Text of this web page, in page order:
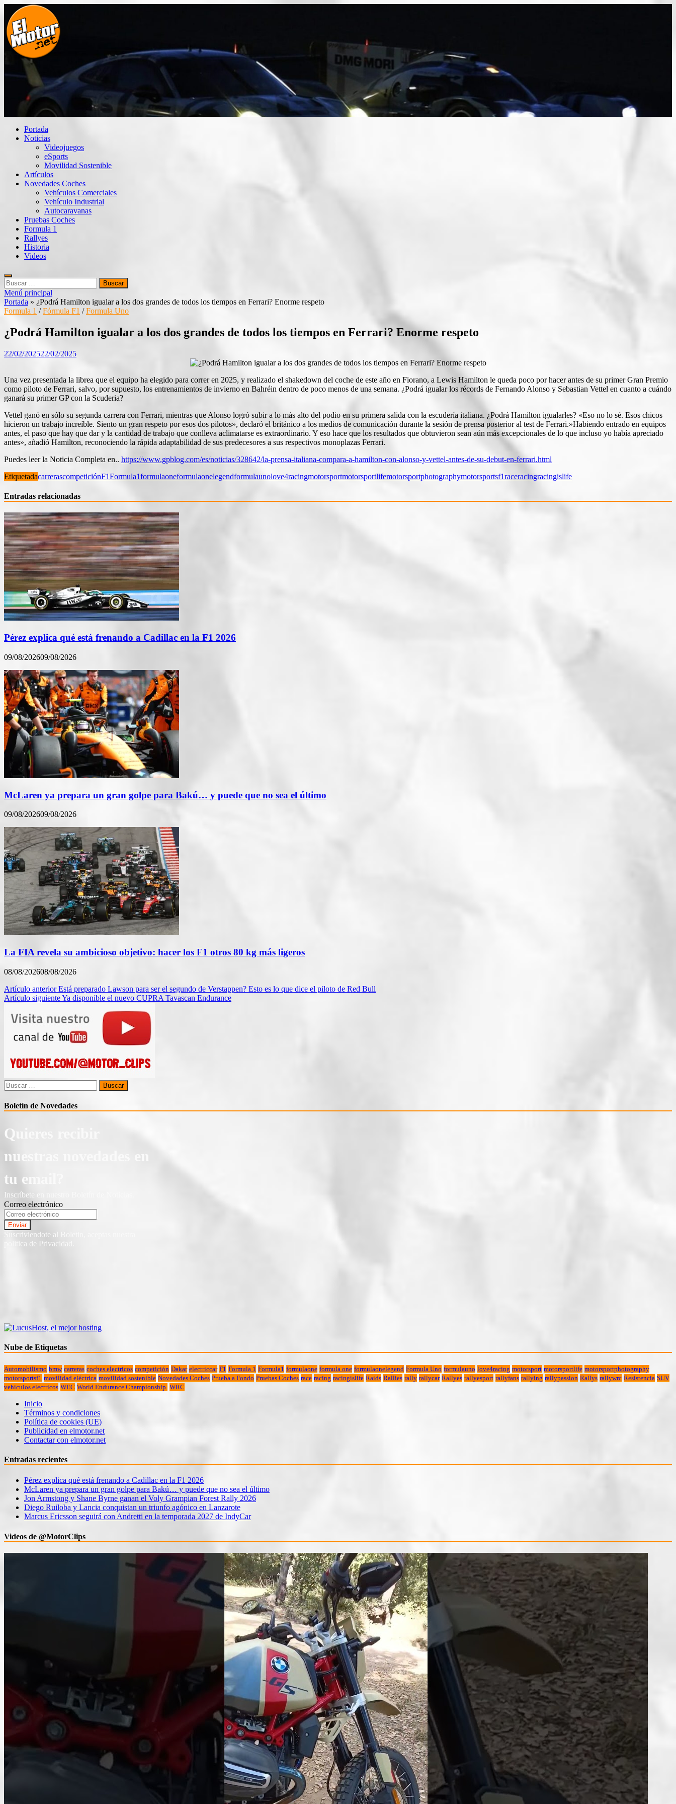
Saltar
contenido
El Motor punto Net
Información sobre novedades y pruebas de Automóviles
Portada
Noticias
Videojuegos
eSports
Movilidad Sostenible
Artículos
Novedades Coches
Vehículos Comerciales
Vehículo Industrial
Autocaravanas
Pruebas Coches
Formula 1
Rallyes
Historia
Videos
Buscar:
Menú principal
Portada » ¿Podrá Hamilton igualar a los dos grandes de todos los tiempos en Ferrari? Enorme respeto
Formula 1 /Fórmula F1 /Formula Uno
¿Podrá Hamilton igualar a los dos grandes de todos los tiempos en Ferrari? Enorme respeto
22/02/202522/02/2025
Una vez presentada la librea que el equipo ha elegido para correr en 2025, y realizado el shakedown del coche de este año en Fiorano, a Lewis Hamilton le queda poco por hacer antes de su primer Gran Premio
como piloto de Ferrari, salvo, por supuesto, los entrenamientos de invierno en Bahréin dentro de poco menos de una semana. ¿Podrá igualar los récords de Fernando Alonso y Sebastian Vettel en cuanto a cuándo
ganará su primer GP con la Scuderia?
Vettel ganó en sólo su segunda carrera con Ferrari, mientras que Alonso logró subir a lo más alto del podio en su primera salida con la escudería italiana. ¿Podrá Hamilton igualarles? «Eso no lo sé. Esos chicos
hicieron un trabajo increíble. Siento un gran respeto por esos dos pilotos», declaró el británico a los medios de comunicación durante la sesión de prensa posterior al test de Ferrari.»Habiendo entrado en equipos
antes, el paso que hay que dar y la cantidad de trabajo que conlleva aclimatarse es extraordinario. Y eso hace que los resultados que obtuvieron sean aún más excepcionales de lo que incluso yo había apreciado
antes», añadió Hamilton, reconociendo la rápida adaptabilidad de sus predecesores a sus respectivos monoplazas Ferrari.
Puedes leer la Noticia Completa en.. https://www.gpblog.com/es/noticias/328642/la-prensa-italiana-compara-a-hamilton-con-alonso-y-vettel-antes-de-su-debut-en-ferrari.html
EtiquetadacarrerascompeticiónF1Formula1formulaoneformulaonelegendformulaunolove4racingmotorsportmotorsportlifemotorsportphotographymotorsportsf1raceracingracingislife
Entradas relacionadas
Pérez explica qué está frenando a Cadillac en la F1 2026
09/08/202609/08/2026
McLaren ya prepara un gran golpe para Bakú… y puede que no sea el último
09/08/202609/08/2026
La FIA revela su ambicioso objetivo: hacer los F1 otros 80 kg más ligeros
08/08/202608/08/2026
Navegación
de
entradas
Artículo anterior Está preparado Lawson para ser el segundo de Verstappen? Esto es lo que dice el piloto de Red Bull
Artículo siguienteYa disponible el nuevo CUPRA Tavascan Endurance
Buscar:
Boletín de Novedades
Quieres recibir
nuestras novedades en
tu email?
Inscríbete en nuestro Boletín de Noticias.
Correo electrónico
Suscriviendote al Boletin, aceptas nuestra
politica de Privacidad.
Nube de Etiquetas
Automobilismo bmw carreras coches electricos competición Dakar electriccar F1 Formula 1 Formula1 formulaone formula one formulaonelegend Formula Uno formulauno love4racing motorsport motorsportlife motorsportphotography
motorsportsf1 movilidad eléctrica movilidad sostenible Novedades Coches Prueba a Fondo Pruebas Coches race racing racingislife Raids Rallies rally rallycar Rallyes rallyesport rallyfans rallying rallypassion Rallys rallywrc Resistencia SUV
vehiculos electricos WEC World Endurance Championship. WRC
Inicio
Términos y condiciones
Política de cookies (UE)
Publicidad en elmotor.net
Contactar con elmotor.net
Entradas recientes
Pérez explica qué está frenando a Cadillac en la F1 2026
McLaren ya prepara un gran golpe para Bakú… y puede que no sea el último
Jon Armstong y Shane Byrne ganan el Voly Grampian Forest Rally 2026
Diego Ruiloba y Lancia conquistan un triunfo agónico en Lanzarote
Marcus Ericsson seguirá con Andretti en la temporada 2027 de IndyCar
Videos de @MotorClips